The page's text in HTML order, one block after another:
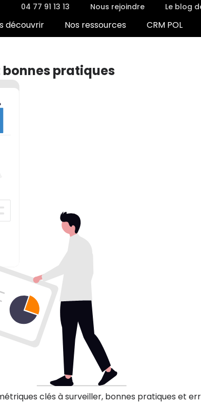
04 77 91 13 13 Nous rejoindre Le blog
découvrir Nos ressources CRM POL
(nouvelle
pratiques
clés à surveiller, bonnes pratiques et